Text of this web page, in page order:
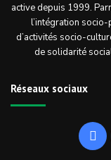
active depuis 1999.
l’intégration
d’activités socio-
de solidarité
Réseaux sociaux